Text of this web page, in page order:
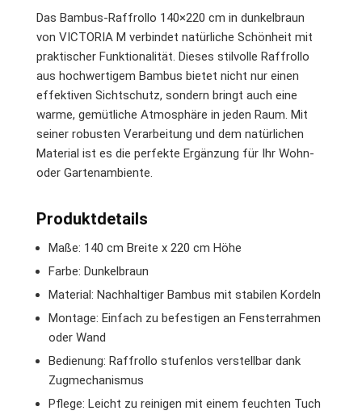
Das Bambus-Raffrollo 140×220 cm in dunkelbraun
von VICTORIA M verbindet natürliche Schönheit mit
praktischer Funktionalität. Dieses stilvolle Raffrollo
aus hochwertigem Bambus bietet nicht nur einen
effektiven Sichtschutz, sondern bringt auch eine
warme, gemütliche Atmosphäre in jeden Raum. Mit
seiner robusten Verarbeitung und dem natürlichen
Material ist es die perfekte Ergänzung für Ihr Wohn-
oder Gartenambiente.
Produktdetails
Maße: 140 cm Breite x 220 cm Höhe
Farbe: Dunkelbraun
Material: Nachhaltiger Bambus mit stabilen Kordeln
Montage: Einfach zu befestigen an Fensterrahmen
oder Wand
Bedienung: Raffrollo stufenlos verstellbar dank
Zugmechanismus
Pflege: Leicht zu reinigen mit einem feuchten Tuch